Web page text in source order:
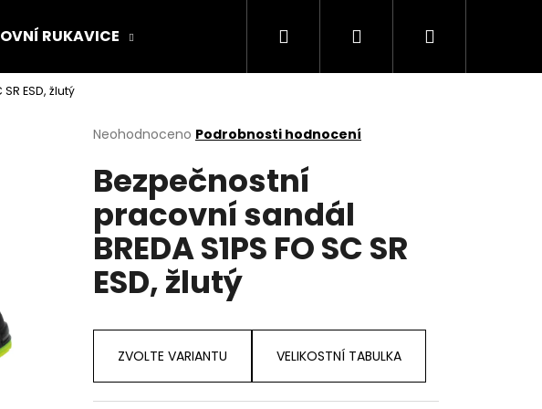
RUKAVICE TABULKA VELIKOSTI
Hledat PřihlášeníNákupní
ESD, žlutý
Průměrné
produktu
je
5
hvězdiček.
Neohodnoceno Podrobnosti hodnocení
Bezpečnostní
pracovní sandál
BREDA S1PS FO SC SR
ESD, žlutý
ZVOLTE VARIANTU VELIKOSTNÍ TABULKA